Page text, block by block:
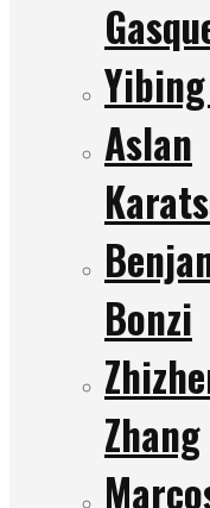
Aslan
Bonzi
Zhang